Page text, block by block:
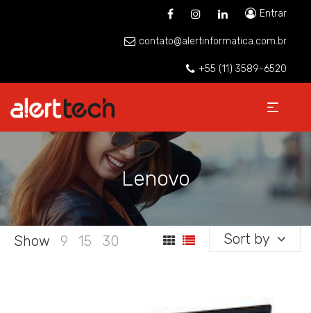
Entrar
contato@alertinformatica.com.br
+55 (11) 3589-6520
Lenovo
Show 9 15 30 Sort by